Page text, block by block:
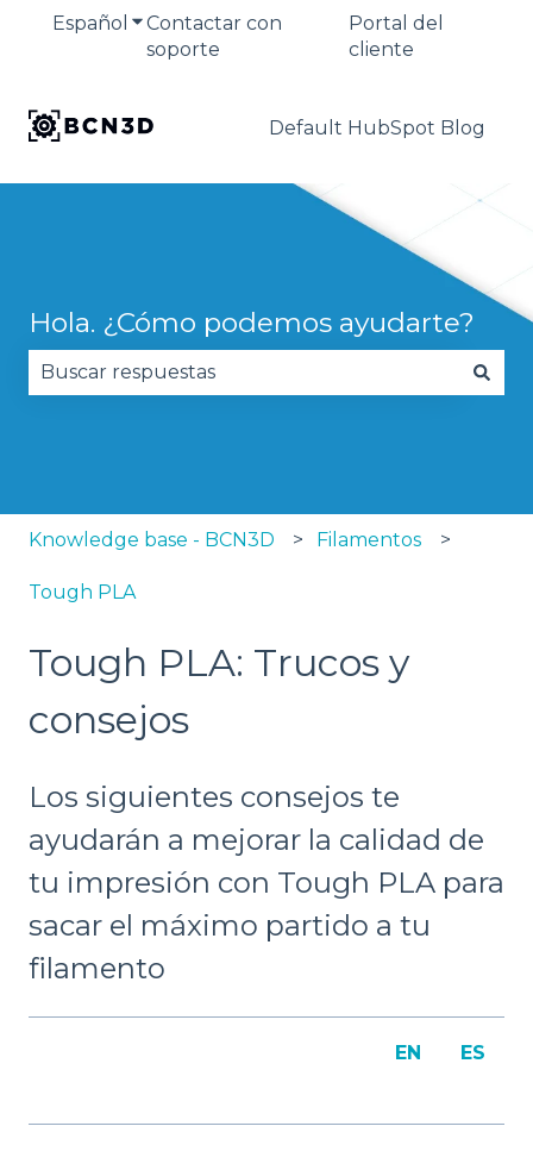
Español Traducciones de Mostrar submenú de
Contactar con
soporte
Portal del
cliente
Default HubSpot Blog
Hola. ¿Cómo podemos ayudarte?
Knowledge base - BCN3D Filamentos
Tough PLA
Tough PLA: Trucos y
consejos
Los siguientes consejos te
ayudarán a mejorar la calidad de
tu impresión con Tough PLA para
sacar el máximo partido a tu
filamento
EN ES